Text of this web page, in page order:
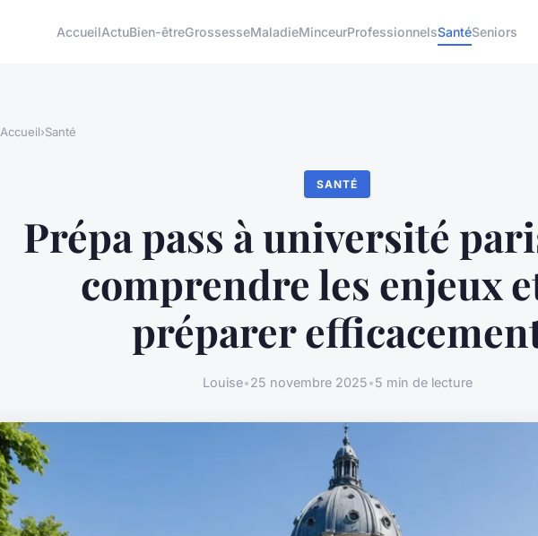
AccueilActuBien-êtreGrossesseMaladieMinceurProfessionnelsSantéSeniors
Accueil›Santé
SANTÉ
Prépa pass à université
comprendre les enjeux
préparer
Louise•25 novembre 2025•5 min de lecture